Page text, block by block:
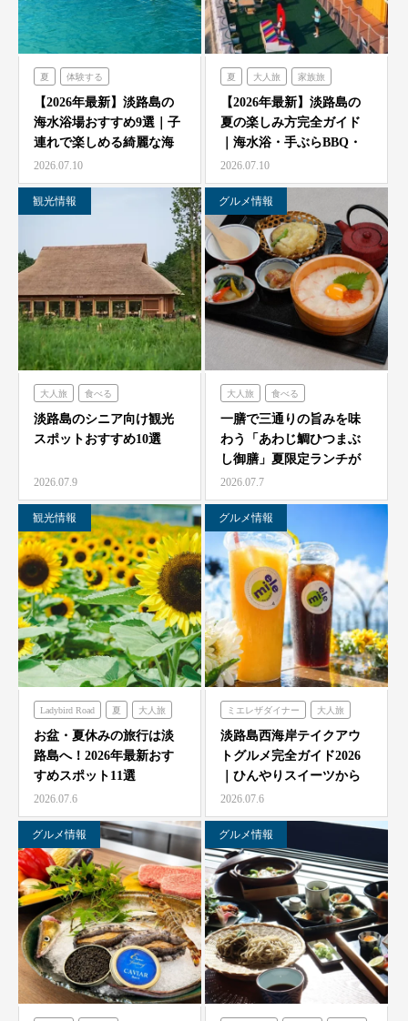
夏 体験する
のじまスコーラ
シェフガーデン
【2026年最新】淡路島の
海水浴場おすすめ9選｜子
連れで楽しめる綺麗な海
と海開き情報
2026.07.10
夏 大人旅 家族旅
食べる 体験する 禅坊靖寧
ハローキティスマイル
オーシャンテラス ミエレ
グランシャリオ
シェフガーデン
クラフトサーカス
ニジゲンノモリ
【2026年最新】淡路島の
夏の楽しみ方完全ガイド
｜海水浴・手ぶらBBQ・
子供の遊び場と絶景…
2026.07.10
観光情報
大人旅 食べる
フレンチの森 古酒の舎
禅坊靖寧 のじまスコーラ
淡路島のシニア向け観光
スポットおすすめ10選
2026.07.9
グルメ情報
大人旅 食べる
海神人の食卓
一膳で三通りの旨みを味
わう「あわじ鯛ひつまぶ
し御膳」夏限定ランチが
7/1より海神人の食卓 …
2026.07.7
観光情報
Ladybird Road 夏 大人旅
家族旅 フレンチの森
グランシャリオ
農家レストラン「陽・燦燦」
シェフガーデン
ニジゲンノモリ
お盆・夏休みの旅行は淡
路島へ！2026年最新おす
すめスポット11選
2026.07.6
グルメ情報
ミエレザダイナー 大人旅
家族旅 食べる
ハローキティスマイル
ミエレザガーデン
ハローキティショーボックス
のじまスコーラ
クラフトサーカス
淡路島西海岸テイクアウ
トグルメ完全ガイド2026
｜ひんやりスイーツから
絶品グルメまで徹底紹…
2026.07.6
グルメ情報 グルメ情報